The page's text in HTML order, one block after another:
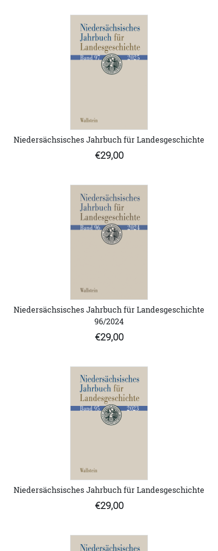
Niedersächsisches Jahrbuch für Landesgeschichte
€29,00
Niedersächsisches Jahrbuch für Landesgeschichte
96/2024
€29,00
Niedersächsisches Jahrbuch für Landesgeschichte
€29,00